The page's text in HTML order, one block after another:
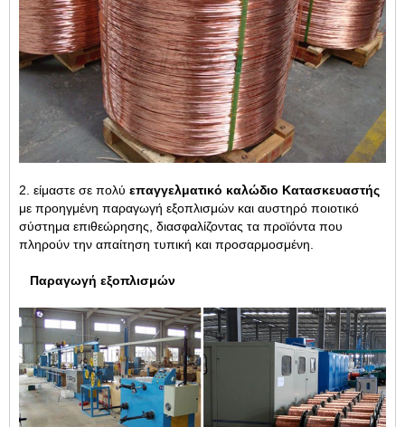
2. είμαστε σε πολύ επαγγελματικό καλώδιο Κατασκευαστής
με προηγμένη παραγωγή εξοπλισμών και αυστηρό ποιοτικό
σύστημα επιθεώρησης, διασφαλίζοντας τα προϊόντα που
πληρούν την απαίτηση τυπική και προσαρμοσμένη.
Παραγωγή εξοπλισμών